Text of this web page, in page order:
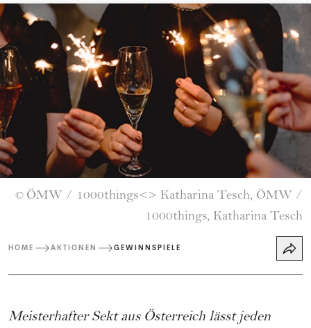
© ÖMW / 1000things<> Katharina Tesch, ÖMW /
1000things, Katharina Tesch
HOME AKTIONEN GEWINNSPIELE
MeisterhafterSekt aus Österreich lässt jeden